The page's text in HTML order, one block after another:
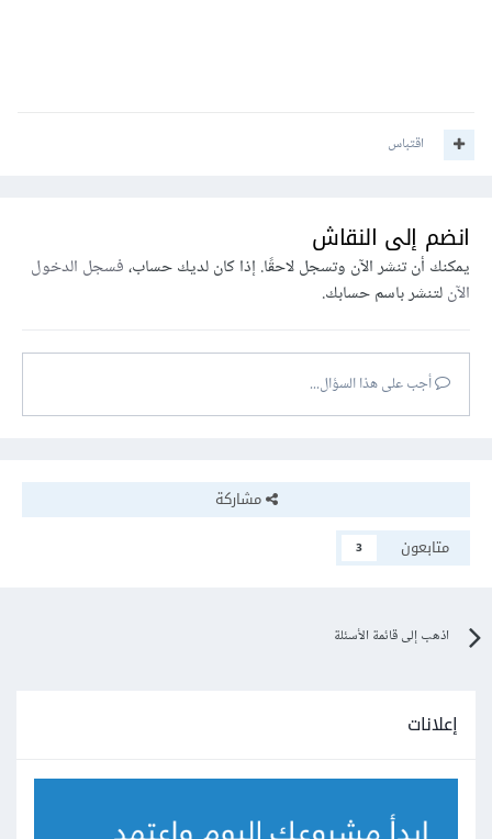
اقتباس
انضم إلى النقاش
يمكنك أن تنشر الآن وتسجل لاحقًا. إذا كان لديك حساب،فسجل الدخول
الآنلتنشر باسم حسابك.
أجب على هذا السؤال...
مشاركة
متابعون
3
اذهب إلى قائمة الأسئلة
إعلانات